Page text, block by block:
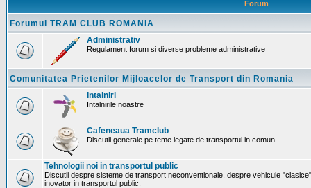
Forum
Forumul TRAM CLUB ROMANIA
Administrativ
Regulament forum si diverse probleme administrative
Comunitatea Prietenilor Mijloacelor de Transport din Romania
Intalniri
Intalnirile noastre
Cafeneaua Tramclub
Discutii generale pe teme legate de transportul in comun
Tehnologii noi in transportul public
Discutii despre sisteme de transport neconventionale, despre vehicule
inovator in transportul public.